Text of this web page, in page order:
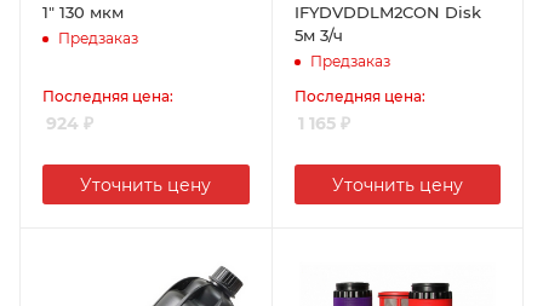
1" 130 мкм
Предзаказ
Последняя цена:
924 ₽
Уточнить цену
IFYDVDDLM2CON Disk
5м 3/ч
Предзаказ
Последняя цена:
1 165₽
Уточнить цену